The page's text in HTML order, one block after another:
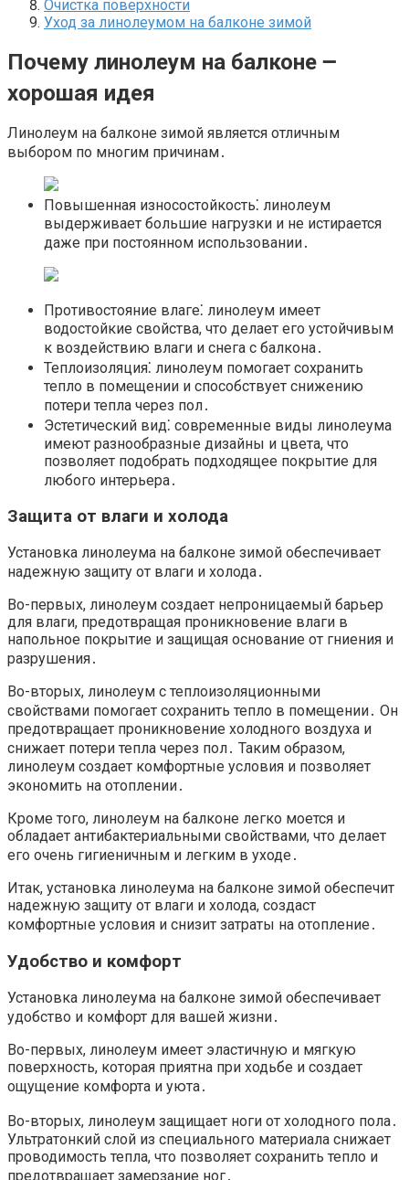
Очистка поверхности
Уход за линолеумом на балконе зимой
Почему линолеум на балконе ౼
хорошая идея
Линолеум на балконе зимой является отличным
выбором по многим причинам․
Повышенная износостойкость⁚ линолеум
выдерживает большие нагрузки и не истирается
даже при постоянном использовании․
Противостояние влаге⁚ линолеум имеет
водостойкие свойства, что делает его устойчивым
к воздействию влаги и снега с балкона․
Теплоизоляция⁚ линолеум помогает сохранить
тепло в помещении и способствует снижению
потери тепла через пол․
Эстетический вид⁚ современные виды линолеума
имеют разнообразные дизайны и цвета, что
позволяет подобрать подходящее покрытие для
любого интерьера․
Защита от влаги и холода
Установка линолеума на балконе зимой обеспечивает
надежную защиту от влаги и холода․
Во-первых, линолеум создает непроницаемый барьер
для влаги, предотвращая проникновение влаги в
напольное покрытие и защищая основание от гниения и
разрушения․
Во-вторых, линолеум с теплоизоляционными
свойствами помогает сохранить тепло в помещении․ Он
предотвращает проникновение холодного воздуха и
снижает потери тепла через пол․ Таким образом,
линолеум создает комфортные условия и позволяет
экономить на отоплении․
Кроме того, линолеум на балконе легко моется и
обладает антибактериальными свойствами, что делает
его очень гигиеничным и легким в уходе․
Итак, установка линолеума на балконе зимой обеспечит
надежную защиту от влаги и холода, создаст
комфортные условия и снизит затраты на отопление․
Удобство и комфорт
Установка линолеума на балконе зимой обеспечивает
удобство и комфорт для вашей жизни․
Во-первых, линолеум имеет эластичную и мягкую
поверхность, которая приятна при ходьбе и создает
ощущение комфорта и уюта․
Во-вторых, линолеум защищает ноги от холодного пола․
Ультратонкий слой из специального материала снижает
проводимость тепла, что позволяет сохранить тепло и
предотвращает замерзание ног․